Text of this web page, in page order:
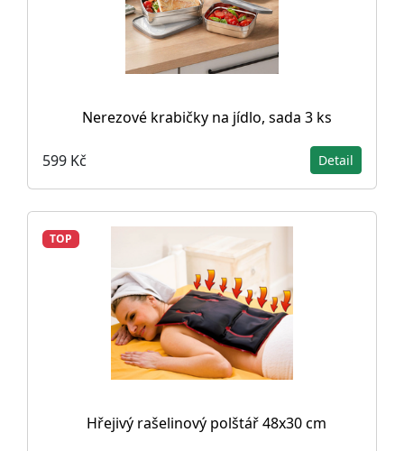
Nerezové krabičky na jídlo, sada 3 ks
599 Kč Detail
TOP
Hřejivý rašelinový polštář 48x30 cm